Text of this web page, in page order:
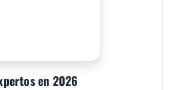
en 2026